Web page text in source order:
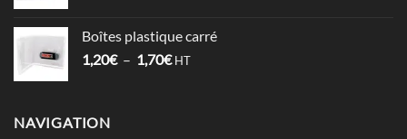
5,98€
à
Boîtes plastique carré
1,20€ – 1,70€Plage
HT
NAVIGATION